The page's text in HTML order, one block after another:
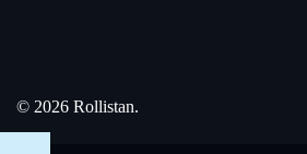
© 2026 Rollistan.